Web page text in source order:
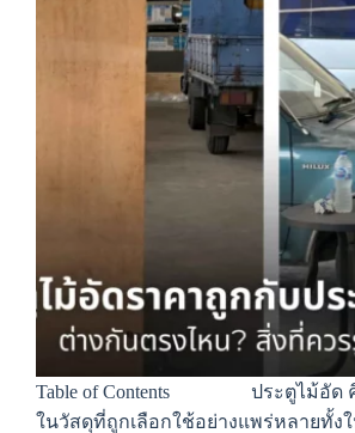
Table of Contents ประตูไม้อัด
ในวัสดุที่ถูกเลือกใช้อย่างแพร่หลายทั้ง